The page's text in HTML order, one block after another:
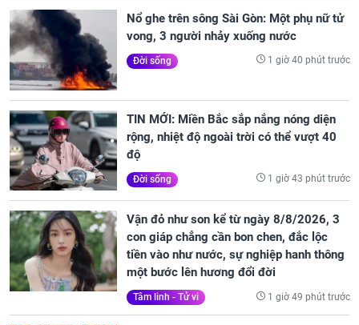
Nổ ghe trên sông Sài Gòn: Một phụ nữ tử
vong, 3 người nhảy xuống nước
Đời sống 1 giờ 40 phút trước
TIN MỚI: Miền Bắc sắp nắng nóng diện
rộng, nhiệt độ ngoài trời có thể vượt 40
độ
Đời sống 1 giờ 43 phút trước
Vận đỏ như son kể từ ngày 8/8/2026, 3
con giáp chẳng cần bon chen, đắc lộc
tiền vào như nước, sự nghiệp hanh thông
một bước lên hương đổi đời
Tâm linh - Tử vi 1 giờ 49 phút trước